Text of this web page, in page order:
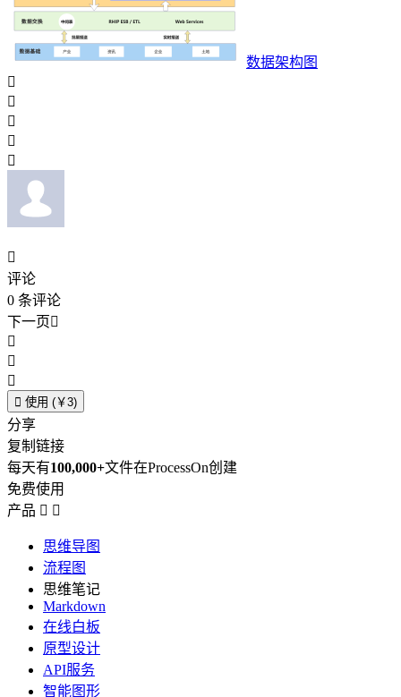
数据架构图






评论
0 条评论
下一页



 使用 (￥3)
分享
复制链接
每天有100,000+文件在ProcessOn创建
免费使用
产品  
思维导图
流程图
思维笔记
Markdown
在线白板
原型设计
API服务
智能图形